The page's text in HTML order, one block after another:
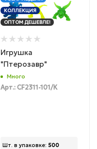
КОЛЛЕКЦИЯ
ОПТОМ ДЕШЕВЛЕ!
Игрушка
"Птерозавр"
Много
Арт.: CF2311-101/К
Шт. в упаковке: 500